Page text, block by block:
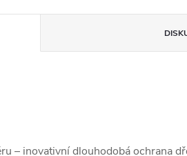
– inovativní dlouhodobá ochrana